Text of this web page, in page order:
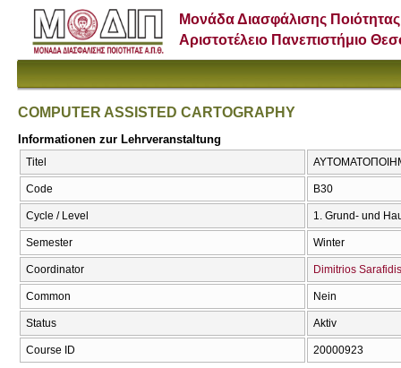
Μονάδα Διασφάλισης Ποιότητας
Αριστοτέλειο Πανεπιστήμιο
COMPUTER ASSISTED CARTOGRAPHY
Informationen zur Lehrveranstaltung
Titel
Code Β30
Cycle / Level 1. Grund- und
Semester Winter
Coordinator Dimitrios Sarafidis
Common Nein
Status Aktiv
Course ID 20000923